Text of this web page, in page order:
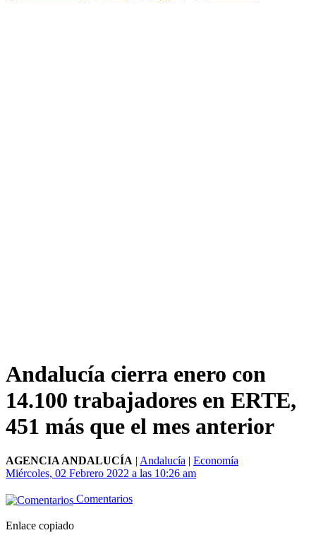
Andalucía cierra enero con
14.100 trabajadores en ERTE,
451 más que el mes anterior
AGENCIA ANDALUCÍA | Andalucía | Economía
Miércoles, 02 Febrero 2022 a las 10:26 am
Comentarios
Enlace copiado